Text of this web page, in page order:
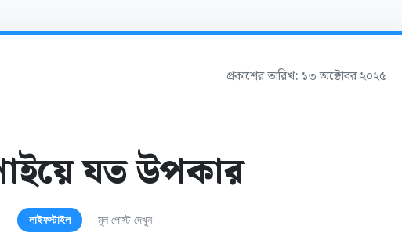
প্রকাশের তারিখ: ১৩ অক্টোবর ২০২৫
যত উপকার
লাইফস্টাইল মূল পোস্ট দেখুন